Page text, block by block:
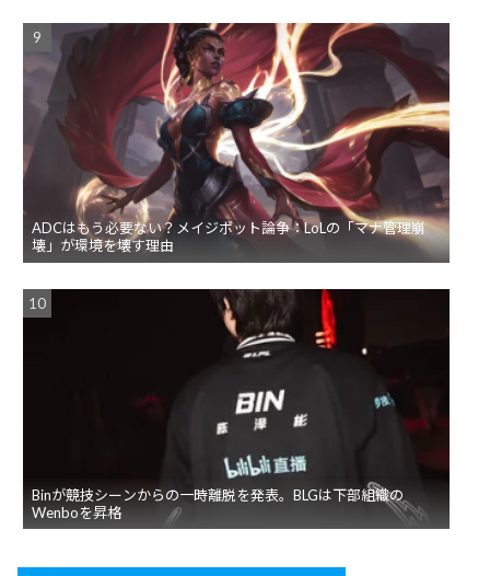
ADCはもう必要ない？メイジボット論争：LoLの「マナ管理崩
壊」が環境を壊す理由
Binが競技シーンからの一時離脱を発表。BLGは下部組織の
Wenboを昇格